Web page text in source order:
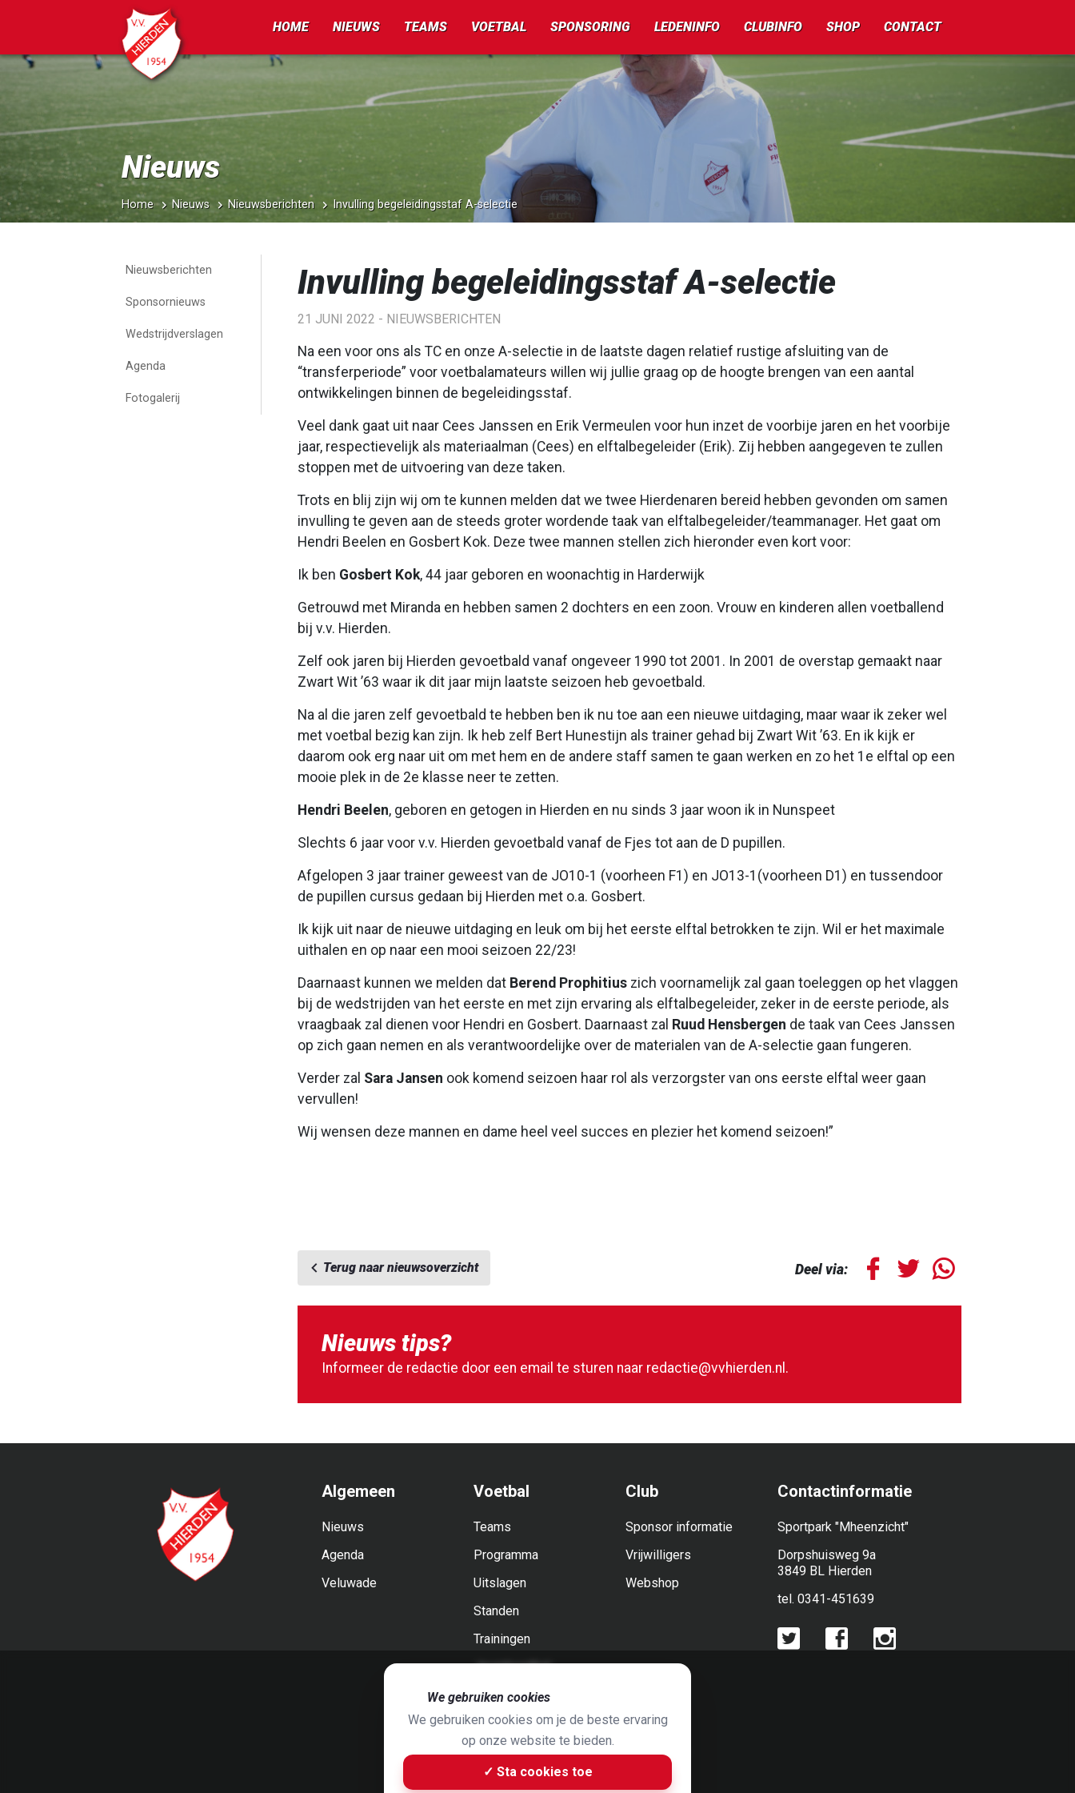
HOME NIEUWS TEAMS VOETBAL SPONSORING LEDENINFO CLUBINFO SHOP CONTACT
Nieuws
Home Nieuws Nieuwsberichten Invulling begeleidingsstaf A-selectie
Nieuwsberichten
Sponsornieuws
Wedstrijdverslagen
Agenda
Fotogalerij
Invulling begeleidingsstaf A-selectie
21 JUNI 2022 - NIEUWSBERICHTEN
Na een voor ons als TC en onze A-selectie in de laatste dagen relatief rustige afsluiting van de
“transferperiode” voor voetbalamateurs willen wij jullie graag op de hoogte brengen van een aantal
ontwikkelingen binnen de begeleidingsstaf.
Veel dank gaat uit naar Cees Janssen en Erik Vermeulen voor hun inzet de voorbije jaren en het voorbije
jaar, respectievelijk als materiaalman (Cees) en elftalbegeleider (Erik). Zij hebben aangegeven te zullen
stoppen met de uitvoering van deze taken.
Trots en blij zijn wij om te kunnen melden dat we twee Hierdenaren bereid hebben gevonden om samen
invulling te geven aan de steeds groter wordende taak van elftalbegeleider/teammanager. Het gaat om
Hendri Beelen en Gosbert Kok. Deze twee mannen stellen zich hieronder even kort voor:
Ik ben Gosbert Kok, 44 jaar geboren en woonachtig in Harderwijk
Getrouwd met Miranda en hebben samen 2 dochters en een zoon. Vrouw en kinderen allen voetballend
bij v.v. Hierden.
Zelf ook jaren bij Hierden gevoetbald vanaf ongeveer 1990 tot 2001. In 2001 de overstap gemaakt naar
Zwart Wit ’63 waar ik dit jaar mijn laatste seizoen heb gevoetbald.
Na al die jaren zelf gevoetbald te hebben ben ik nu toe aan een nieuwe uitdaging, maar waar ik zeker wel
met voetbal bezig kan zijn. Ik heb zelf Bert Hunestijn als trainer gehad bij Zwart Wit ’63. En ik kijk er
daarom ook erg naar uit om met hem en de andere staff samen te gaan werken en zo het 1e elftal op een
mooie plek in de 2e klasse neer te zetten.
Hendri Beelen, geboren en getogen in Hierden en nu sinds 3 jaar woon ik in Nunspeet
Slechts 6 jaar voor v.v. Hierden gevoetbald vanaf de Fjes tot aan de D pupillen.
Afgelopen 3 jaar trainer geweest van de JO10-1 (voorheen F1) en JO13-1(voorheen D1) en tussendoor
de pupillen cursus gedaan bij Hierden met o.a. Gosbert.
Ik kijk uit naar de nieuwe uitdaging en leuk om bij het eerste elftal betrokken te zijn. Wil er het maximale
uithalen en op naar een mooi seizoen 22/23!
Daarnaast kunnen we melden dat Berend Prophitius zich voornamelijk zal gaan toeleggen op het vlaggen
bij de wedstrijden van het eerste en met zijn ervaring als elftalbegeleider, zeker in de eerste periode, als
vraagbaak zal dienen voor Hendri en Gosbert. Daarnaast zal Ruud Hensbergen de taak van Cees Janssen
op zich gaan nemen en als verantwoordelijke over de materialen van de A-selectie gaan fungeren.
Verder zal Sara Jansen ook komend seizoen haar rol als verzorgster van ons eerste elftal weer gaan
vervullen!
Wij wensen deze mannen en dame heel veel succes en plezier het komend seizoen!”
Terug naar nieuwsoverzicht Deel via:
Nieuws tips?
Informeer de redactie door een email te sturen naar redactie@vvhierden.nl .
Algemeen
Nieuws
Agenda
Veluwade
Voetbal
Teams
Programma
Uitslagen
Standen
Trainingen
Jeugdvoetbal
Club
Sponsor informatie
Vrijwilligers
Webshop
Contactinformatie
Sportpark "Mheenzicht"
Dorpshuisweg 9a
3849 BL Hierden
tel. 0341-451639
Foto's doorJaap Hop& ontwerpen doorGrafyska
Built byBluey B.V.& Jelle de Haan
We gebruiken cookies
We gebruiken cookies om je de beste ervaring
op onze website te bieden.
✓ Sta cookies toe